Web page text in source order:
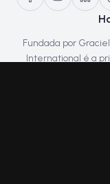
Fundada por
International é a